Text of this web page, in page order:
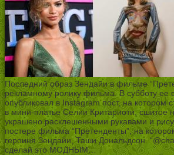
Последний образ Зендайи в фильме
рекламному ролику фильма. В субботу ее
опубликовал в Instagram пост, на котором
в мини-платье Селии Критариоти, сшитое
украшено расклешенными рукавами и
постере фильма “Претенденты”, на
героиня Зендайи, Таши Дональдсон.
сделай это МОДНЫМ…